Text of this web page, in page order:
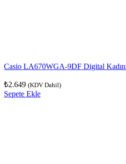
Casio LA670WGA-9DF Digital
₺2.649 (KDV Dahil)
Sepete Ekle